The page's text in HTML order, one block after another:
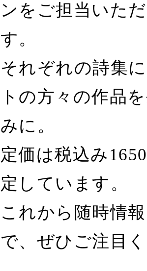
ンをご担当いた
す。
それぞれの詩集
トの方々の作品
みに。
定価は税込み
定しています。
これから随時情
で、ぜひご注目